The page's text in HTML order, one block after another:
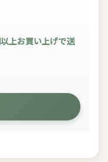
上お買い上げで送